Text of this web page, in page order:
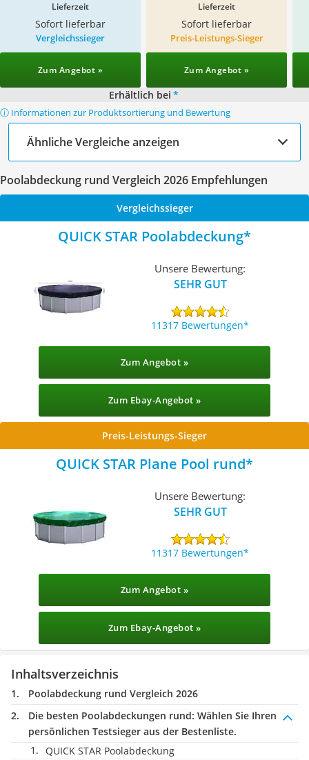
Lieferzeit
Sofort lieferbar
Lieferzeit
Sofort lieferbar
Vergleichssieger
Zum Angebot »
Preis-Leistungs-Sieger
Zum Angebot »
Erhältlich bei *
ⓘ Informationen zur Produktsortierung und Bewertung
Ähnliche Vergleiche anzeigen
Poolabdeckung rund Vergleich 2026 Empfehlungen
Vergleichssieger
QUICK STAR Poolabdeckung
Unsere Bewertung:
SEHR GUT
11317 Bewertungen
Zum Angebot »
Zum Ebay-Angebot »
Preis-Leistungs-Sieger
QUICK STAR Plane Pool rund
Unsere Bewertung:
SEHR GUT
11317 Bewertungen
Zum Angebot »
Zum Ebay-Angebot »
Inhaltsverzeichnis
Poolabdeckung rund Vergleich 2026
Die besten Poolabdeckungen rund: Wählen Sie Ihren
persönlichen Testsieger aus der Bestenliste.
QUICK STAR Poolabdeckung